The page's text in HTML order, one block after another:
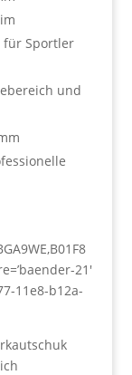
für Sportler
und
21′
11e8-b12a-